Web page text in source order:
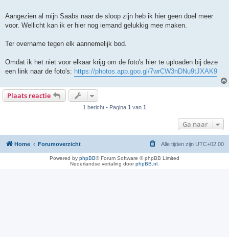
Aangezien al mijn Saabs naar de sloop zijn heb ik hier geen doel meer
voor. Wellicht kan ik er hier nog iemand gelukkig mee maken.
Ter overname tegen elk aannemelijk bod.
Omdat ik het niet voor elkaar krijg om de foto's hier te uploaden bij deze
een link naar de foto's: https://photos.app.goo.gl/7wrCW3nDNu9tJXAK9
Plaats reactie
1 bericht • Pagina 1 van 1
Ga naar
Home Forumoverzicht Alle tijden zijn UTC+02:00
Powered by phpBB® Forum Software © phpBB Limited
Nederlandse vertaling doorphpBB.nl